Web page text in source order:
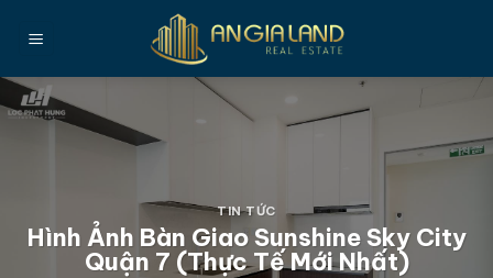
qua
dung
TIN TỨC
Hình Ảnh Bàn Giao Sunshine Sky City
Quận 7 (Thực Tế Mới Nhất)